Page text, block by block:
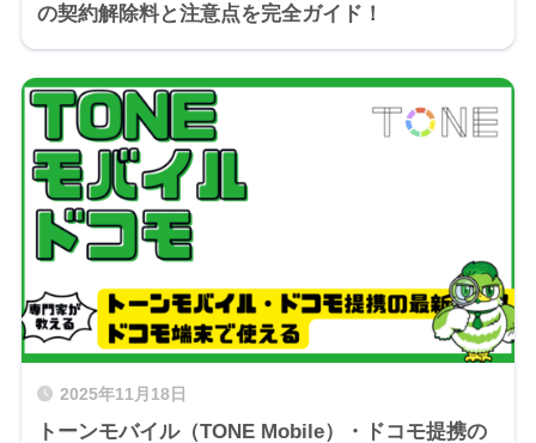
の契約解除料と注意点を完全ガイド！
2025年11月18日
トーンモバイル（TONE Mobile）・ドコモ提携の